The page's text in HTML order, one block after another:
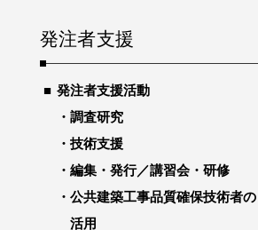
発注者支援
発注者支援活動
調査研究
技術支援
編集・発行／講習会・研修
公共建築工事品質確保技術者の
活用